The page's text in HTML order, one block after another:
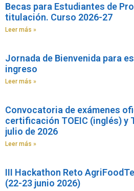
Becas para Estudiantes de
titulación. Curso 2026-27
Leer más »
Jornada de Bienvenida para
ingreso
Leer más »
Convocatoria de exámenes
certificación TOEIC (inglés) y
julio de 2026
Leer más »
III Hackathon Reto
(22-23 junio 2026)